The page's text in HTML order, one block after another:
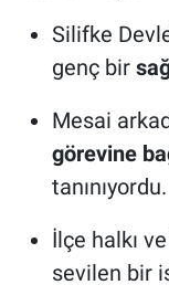
Silifke
genç bir
Mesai
görevine
tanınıyordu.
İlçe halkı
sevilen bir